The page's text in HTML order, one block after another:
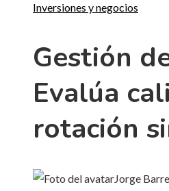
Inversiones y negocios
Gestión
Evalúa
rotación
Jorge